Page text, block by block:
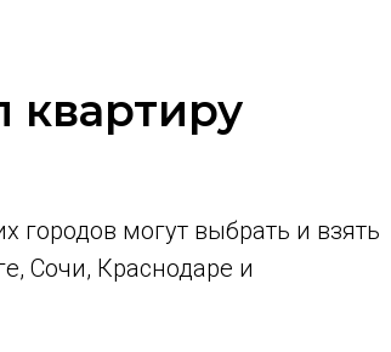
квартиру
городов могут выбрать и взять
Сочи, Краснодаре и